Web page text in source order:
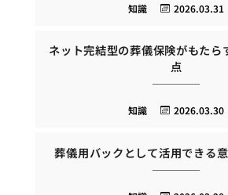
2026.03.31
知識
ネット完結型の葬儀保険がもたら
点
2026.03.30
知識
葬儀用バックとして活用できる